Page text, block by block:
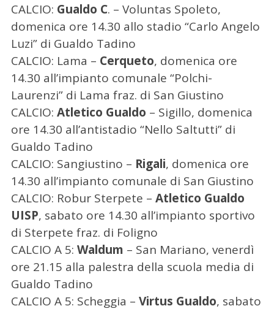
CALCIO: Gualdo C. – Voluntas Spoleto,
domenica ore 14.30 allo stadio “Carlo Angelo
Luzi” di Gualdo Tadino
CALCIO: Lama – Cerqueto, domenica ore
14.30 all’impianto comunale “Polchi-
Laurenzi” di Lama fraz. di San Giustino
CALCIO: Atletico Gualdo – Sigillo, domenica
ore 14.30 all’antistadio “Nello Saltutti” di
Gualdo Tadino
CALCIO: Sangiustino – Rigali, domenica ore
14.30 all’impianto comunale di San Giustino
CALCIO: Robur Sterpete – Atletico Gualdo
UISP, sabato ore 14.30 all’impianto sportivo
di Sterpete fraz. di Foligno
CALCIO A 5: Waldum – San Mariano, venerdì
ore 21.15 alla palestra della scuola media di
Gualdo Tadino
CALCIO A 5: Scheggia – Virtus Gualdo, sabato
C
e